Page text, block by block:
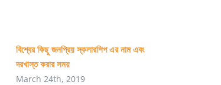
বিশ্বের কিছু জনপ্রিয় স্কলারশিপ এর নাম এবং
দরখাস্ত করার সময়
March 24th, 2019